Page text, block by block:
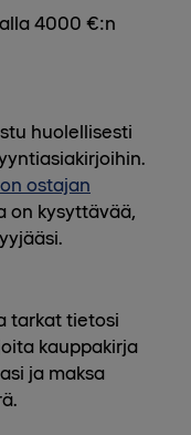
4000 €:n
huolellisesti
ostajan
on kysyttävää,
tarkat tietosi
kauppakirja
ja maksa